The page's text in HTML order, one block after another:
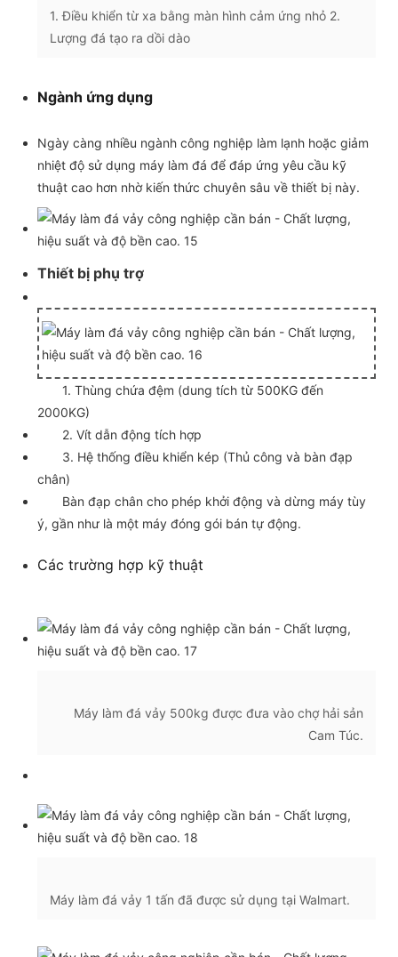
1. Điều khiển từ xa bằng màn hình cảm ứng nhỏ 2.
Lượng đá tạo ra dồi dào
Ngành ứng dụng
Ngày càng nhiều ngành công nghiệp làm lạnh hoặc giảm
nhiệt độ sử dụng máy làm đá để đáp ứng yêu cầu kỹ
thuật cao hơn nhờ kiến ​​thức chuyên sâu về thiết bị này.
Thiết bị phụ trợ
1. Thùng chứa đệm (dung tích từ 500KG đến
2000KG)
2. Vít dẫn động tích hợp
3. Hệ thống điều khiển kép (Thủ công và bàn đạp
chân)
Bàn đạp chân cho phép khởi động và dừng máy tùy
ý, gần như là một máy đóng gói bán tự động.
Các trường hợp kỹ thuật
Máy làm đá vảy 500kg được đưa vào chợ hải sản
Cam Túc.
Máy làm đá vảy 1 tấn đã được sử dụng tại Walmart.